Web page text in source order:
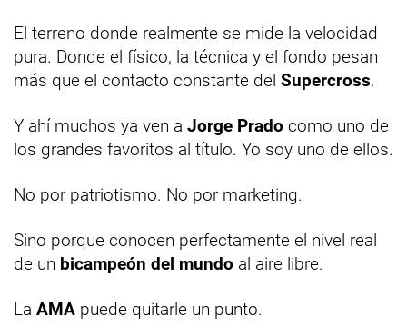
El terreno donde realmente se mide la velocidad
pura. Donde el físico, la técnica y el fondo pesan
más que el contacto constante del Supercross.
Y ahí muchos ya ven a Jorge Prado como uno de
los grandes favoritos al título. Yo soy uno de ellos.
No por patriotismo. No por marketing.
Sino porque conocen perfectamente el nivel real
de un bicampeón del mundo al aire libre.
La AMA puede quitarle un punto.